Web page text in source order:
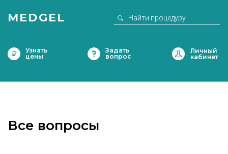
MEDGEL
Узнать
цены
Задать
вопрос
Все вопросы